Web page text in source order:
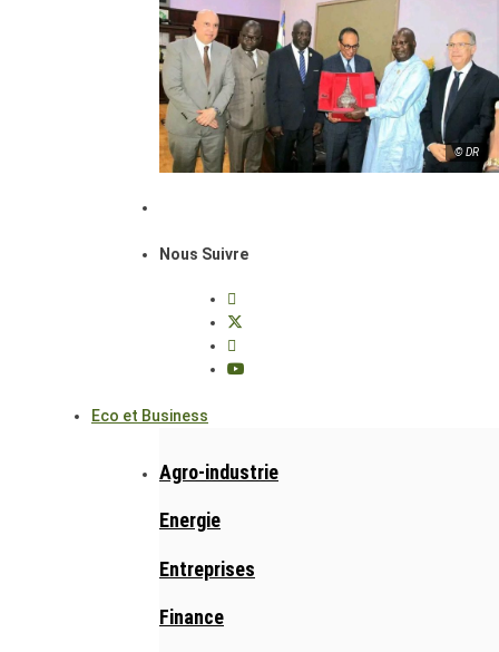
© DR
Nous Suivre
Eco et Business
Agro-industrie
Energie
Entreprises
Finance